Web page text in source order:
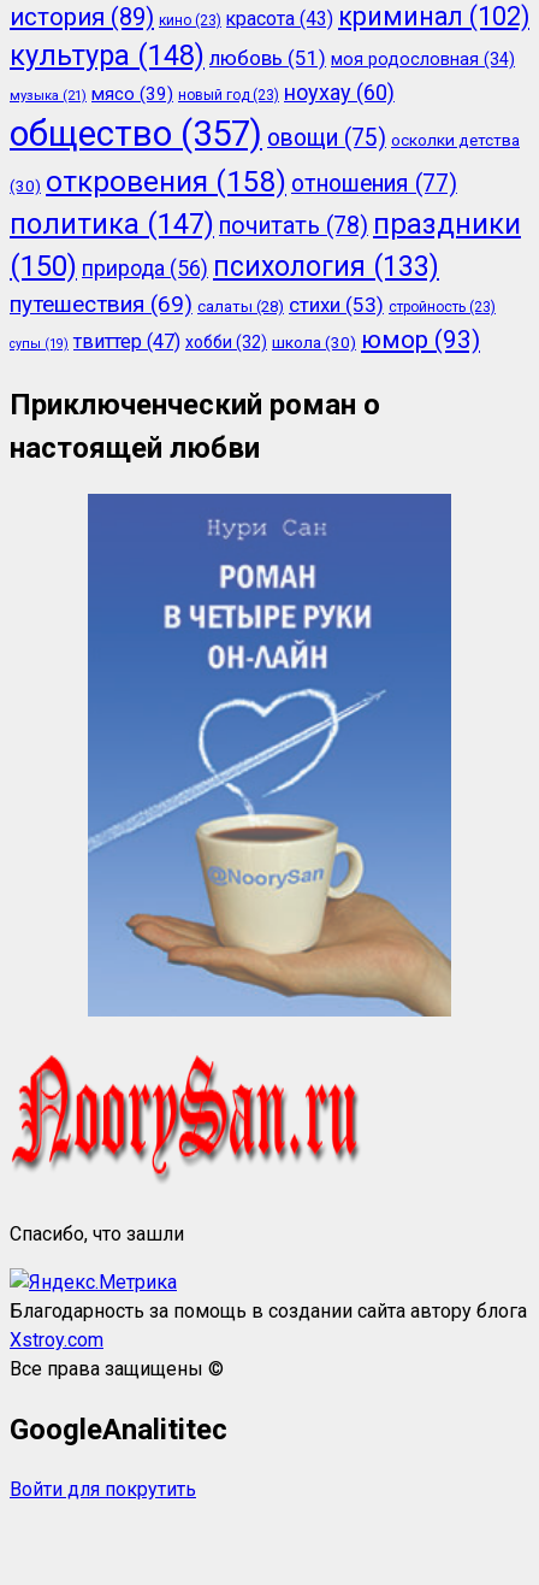
история (89) кино (23) красота (43) криминал (102)
культура (148) любовь (51) моя родословная (34)
музыка (21) мясо (39) новый год (23) ноухау (60)
общество (357) овощи (75) осколки детства
(30) откровения (158) отношения (77)
политика (147) почитать (78) праздники
(150) природа (56) психология (133)
путешествия (69) салаты (28) стихи (53) стройность (23)
супы (19) твиттер (47) хобби (32) школа(30) юмор (93)
Приключенческий роман о
настоящей любви
Спасибо, что зашли
Благодарность за помощь в создании сайта автору блога
Xstroy.com
Все права защищены ©
GoogleAnalititec
Войти для покрутить